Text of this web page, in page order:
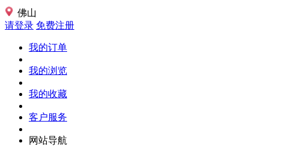
佛山
请登录 免费注册
我的订单
我的浏览
我的收藏
客户服务
网站导航